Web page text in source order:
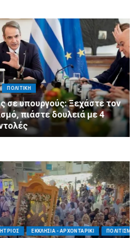
Ξεχάστε τον
δουλειά με 4
- ΑΡΧΟΝΤΑΡΙΚΙ ΠΟΛΙΤΙΣΜΟΣ